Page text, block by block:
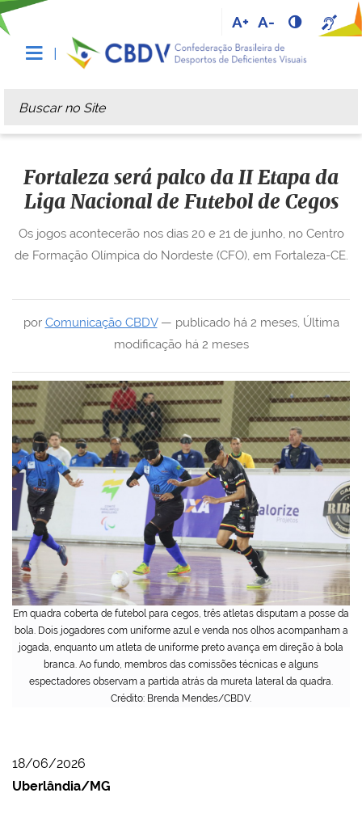
A+ A-
Busca
Busca Avançada…
Em quadra coberta de futebol para cegos, três atletas disputam a posse da
bola. Dois jogadores com uniforme azul e venda nos olhos acompanham a
jogada, enquanto um atleta de uniforme preto avança em direção à bola
branca. Ao fundo, membros das comissões técnicas e alguns
espectadores observam a partida atrás da mureta lateral da quadra.
Crédito: Brenda Mendes/CBDV.
Fortaleza será palco da II Etapa da
Liga Nacional de Futebol de Cegos
por Comunicação CBDV— publicado há 2 meses, Última
modificação há 2 meses
Os jogos acontecerão nos dias 20 e 21 de junho, no Centro
de Formação Olímpica do Nordeste (CFO), em Fortaleza-CE.
18/06/2026
Uberlândia/MG